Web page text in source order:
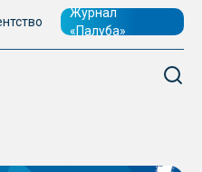
Журнал
«Палуба»